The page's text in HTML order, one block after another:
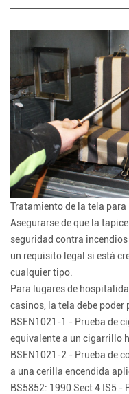
Tratamiento de la tela
Asegurarse de que la
seguridad contra
un requisito legal si está
cualquier tipo.
Para lugares de
casinos, la tela debe poder
BSEN1021-1 - Prueba de
equivalente a un cigarrillo
BSEN1021-2 - Prueba de
a una cerilla encendida
BS5852: 1990 Sect 4 IS5 -